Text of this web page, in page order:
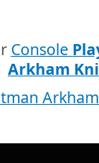
Console
Arkham